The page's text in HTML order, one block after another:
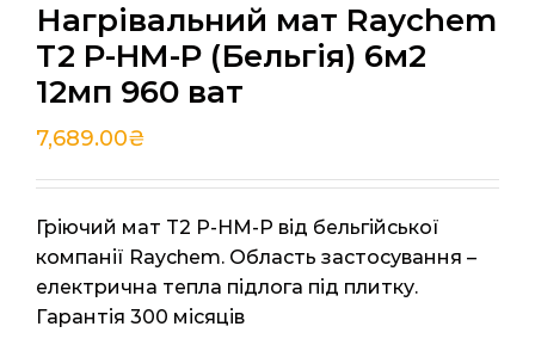
Нагрівальний мат Raychem
T2 P-HM-P (Бельгія) 6м2
12мп 960 ват
7,689.00₴
Гріючий мат T2 P-HM-P від бельгійської
компанії Raychem. Область застосування –
електрична тепла підлога під плитку.
Гарантія 300 місяців